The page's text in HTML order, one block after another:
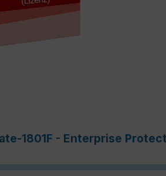
1801F - Enterprise